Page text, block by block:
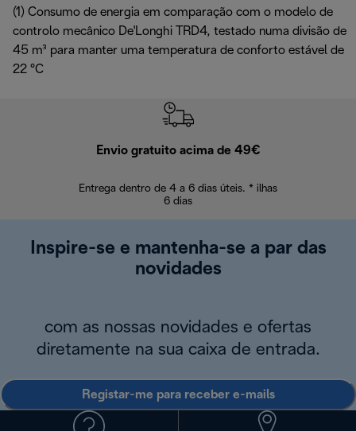
(1) Consumo de energia em comparação com o modelo de
controlo mecânico De'Longhi TRD4, testado numa divisão de
45 m³ para manter uma temperatura de conforto estável de
22 °C
Envio gratuito acima de 49€
Entrega dentro de 4 a 6 dias úteis. * ilhas
6 dias
Inspire-se e mantenha-se a par das
novidades
com as nossas novidades e ofertas
diretamente na sua caixa de entrada.
Registar-me para receber e-mails